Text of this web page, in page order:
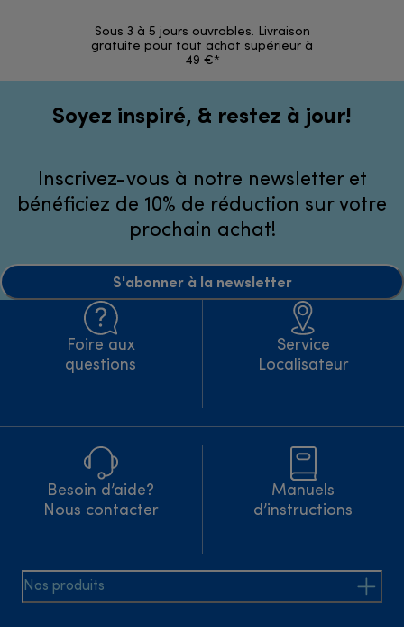
Sous 3 à 5 jours ouvrables. Livraison
gratuite pour tout achat supérieur à
49 €*
Soyez inspiré, & restez à jour!
Inscrivez-vous à notre newsletter et
bénéficiez de 10% de réduction sur votre
prochain achat!
S'abonner à la newsletter
Foire aux
questions
Service
Localisateur
Besoin d’aide?
Nous contacter
Manuels
d’instructions
Nos produits